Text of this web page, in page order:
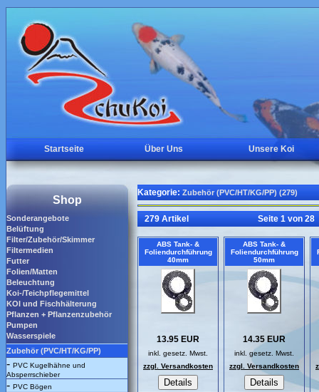
Startseite Über Uns Unsere Koi
Shop
Sonderangebote
Belüftung
Filter/Zubehör/Skimmer
Filtermedien
Futter
Folien/Matten
Beleuchtung
Koi-/Teichpflegemittel
KOI und Fischhälterung
Pflanzen + Pflanzenzubehör
Pumpen
Wasserspiele
Zubehör (PVC/HT/KG/PP)
- PVC Kugelhähne und
Absperrschieber
- PVC Bögen
Kategorie: Zubehör (PVC/HT/KG/PP) (279)
279 Artikel Seite 1 von 28
ABS Tank- &
Foliendurchführung
40mm
13.95 EUR
inkl. gesetz. Mwst.
zzgl. Versandkosten
ABS Tank- &
Foliendurchführung
50mm
14.35 EUR
inkl. gesetz. Mwst.
zzgl. Versandkosten